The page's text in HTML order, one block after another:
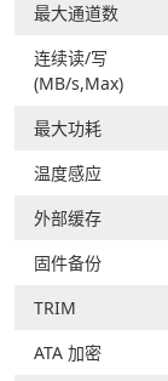
最大通道数
连续读/写
(MB/s,Max)
最大功耗
温度感应
外部缓存
固件备份
TRIM
ATA 加密